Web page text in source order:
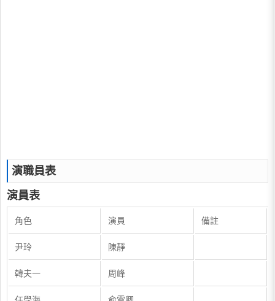
演職員表
演員表
角色 演員 備註
尹玲 陳靜
韓夫一 周峰